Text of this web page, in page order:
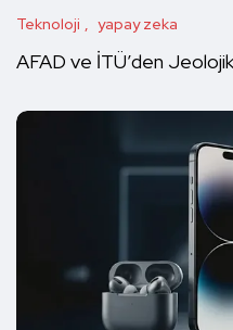
Teknoloji yapay zeka
AFAD ve İTÜ’den